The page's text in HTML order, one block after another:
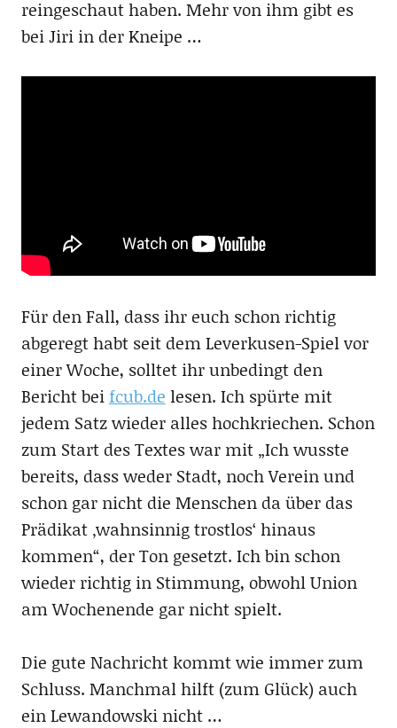
reingeschaut haben. Mehr von ihm gibt es
bei Jiri in der Kneipe …
Für den Fall, dass ihr euch schon richtig
abgeregt habt seit dem Leverkusen-Spiel vor
einer Woche, solltet ihr unbedingt den
Bericht bei fcub.de lesen. Ich spürte mit
jedem Satz wieder alles hochkriechen. Schon
zum Start des Textes war mit „Ich wusste
bereits, dass weder Stadt, noch Verein und
schon gar nicht die Menschen da über das
Prädikat ‚wahnsinnig trostlos‘ hinaus
kommen“, der Ton gesetzt. Ich bin schon
wieder richtig in Stimmung, obwohl Union
am Wochenende gar nicht spielt.
Die gute Nachricht kommt wie immer zum
Schluss. Manchmal hilft (zum Glück) auch
ein Lewandowski nicht …